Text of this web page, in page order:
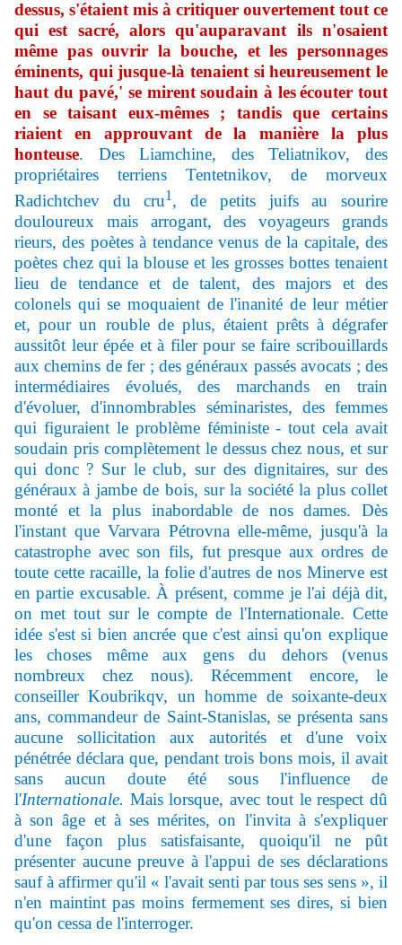
dessus, s'étaient mis à critiquer ouvertement tout ce
qui est sacré, alors qu'auparavant ils n'osaient
même pas ouvrir la bouche, et les personnages
éminents, qui jusque-là tenaient si heureusement le
haut du pavé,' se mirent soudain à lesécouter tout
en se taisant eux-mêmes ; tandis que certains
riaient en approuvant de la manière la plus
honteuse. Des Liamchine, des Teliatnikov, des
propriétaires terriens Tentetnikov, de morveux
Radichtchev du cru1 , de petits juifs au sourire
douloureux mais arrogant, des voyageurs grands
rieurs, des poètes à tendance venus de la capitale, des
poètes chez qui la blouse et les grosses bottes tenaient
lieu de tendance et de talent, des majors et des
colonels qui se moquaient de l'inanité de leur métier
et, pour un rouble de plus, étaient prêts à dégrafer
aussitôt leur épée et à filer pour se faire scribouillards
aux chemins de fer ; des généraux passés avocats ; des
intermédiaires évolués, des marchands en train
d'évoluer, d'innombrables séminaristes, des femmes
qui figuraient le problème féministe - tout cela avait
soudain pris complètement le dessus chez nous, et sur
qui donc ? Sur le club, sur des dignitaires, sur des
généraux à jambe de bois, sur la société la plus collet
monté et la plus inabordable de nos dames. Dès
l'instant que Varvara Pétrovna elle-même, jusqu'à la
catastrophe avec son fils, fut presque aux ordres de
toute cette racaille, la folie d'autres de nos Minerve est
en partie excusable. À présent, comme je l'ai déjà dit,
on met tout sur le compte de l'Internationale. Cette
idée s'est si bien ancrée que c'est ainsi qu'on explique
les choses même aux gens du dehors (venus
nombreux chez nous). Récemment encore, le
conseiller Koubrikqv, un homme de soixante-deux
ans, commandeur de Saint-Stanislas, se présenta sans
aucune sollicitation aux autorités et d'une voix
pénétrée déclara que, pendant trois bons mois, il avait
sans aucun doute été sous l'influence de
l'Internationale. Mais lorsque, avec tout le respect dû
à son âge et à ses mérites, on l'invita à s'expliquer
d'une façon plus satisfaisante, quoiqu'il ne pût
présenter aucune preuve à l'appui de ses déclarations
sauf à affirmer qu'il « l'avait senti par tous ses sens », il
n'en maintint pas moins fermement ses dires, si bien
qu'on cessa de l'interroger.